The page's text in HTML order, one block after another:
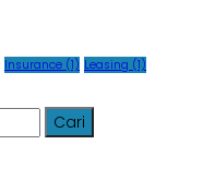
Insurance (1) Leasing (1)